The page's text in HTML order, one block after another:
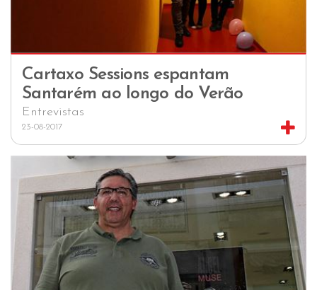
Cartaxo Sessions espantam
Santarém ao longo do Verão
Entrevistas
23-08-2017